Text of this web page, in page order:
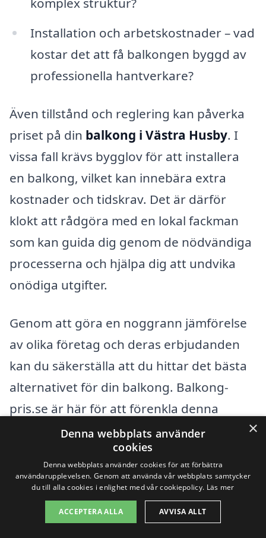
Installation och arbetskostnader – vad
kostar det att få balkongen byggd av
professionella hantverkare?
Även tillstånd och reglering kan påverka
priset på din balkong i Västra Husby. I
vissa fall krävs bygglov för att installera
en balkong, vilket kan innebära extra
kostnader och tidskrav. Det är därför
klokt att rådgöra med en lokal fackman
som kan guida dig genom de nödvändiga
processerna och hjälpa dig att undvika
onödiga utgifter.
Genom att göra en noggrann jämförelse
av olika företag och deras erbjudanden
kan du säkerställa att du hittar det bästa
alternativet för din balkong. Balkong-
pris.se är här för att förenkla denna
process och hjälpa dig få flera offerter
från professionella hantverkare i Västra
Husby, så att du kan fatta ett informerat
beslut och få den balkong du drömmer
×
Denna webbplats använder
cookies
Denna webbplats använder cookies för att förbättra
användarupplevelsen. Genom att använda vår webbplats samtycker
du till alla cookies i enlighet med vår cookiepolicy. Läs mer
ACCEPTERA ALLA AVVISA ALLT